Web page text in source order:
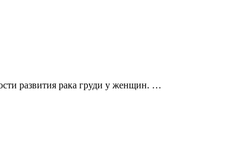
развития рака груди у женщин. …